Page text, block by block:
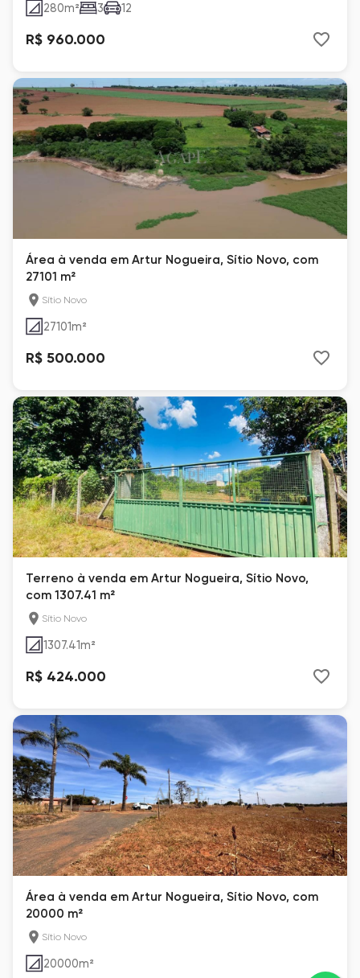
280m² 3 12
R$ 960.000
Área à venda em Artur Nogueira, Sítio Novo, com
27101 m²
Sítio Novo
27101m²
R$ 500.000
Terreno à venda em Artur Nogueira, Sítio Novo,
com 1307.41 m²
Sítio Novo
1307.41m²
R$ 424.000
Área à venda em Artur Nogueira, Sítio Novo, com
20000 m²
Sítio Novo
20000m²